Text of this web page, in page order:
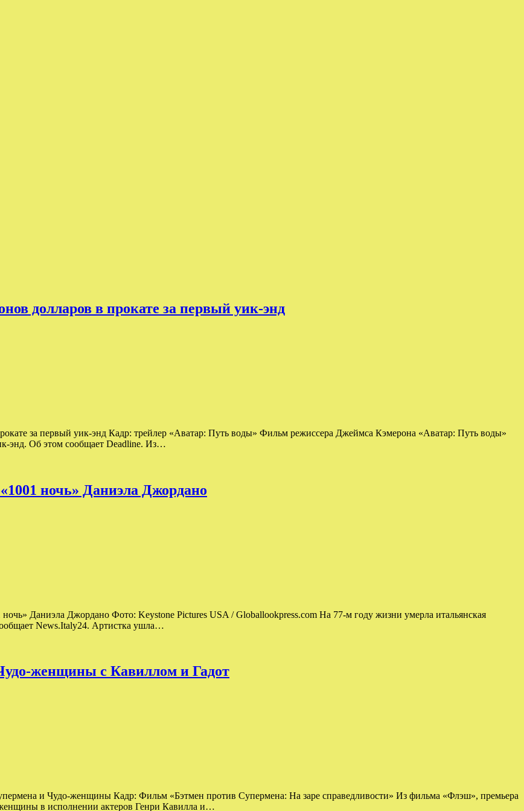
долларов в прокате за первый уик-энд
за первый уик-энд Кадр: трейлер «Аватар: Путь воды» Фильм режиссера Джеймса Кэмерона «Аватар: Путь воды»
энд. Об этом сообщает Deadline. Из…
ночь» Даниэла Джордано
Даниэла Джордано Фото: Keystone Pictures USA / Globallookpress.com На 77-м году жизни умерла итальянская
News.Italy24. Артистка ушла…
женщины с Кавиллом и Гадот
и Чудо-женщины Кадр: Фильм «Бэтмен против Супермена: На заре справедливости» Из фильма «Флэш», премьера
в исполнении актеров Генри Кавилла и…